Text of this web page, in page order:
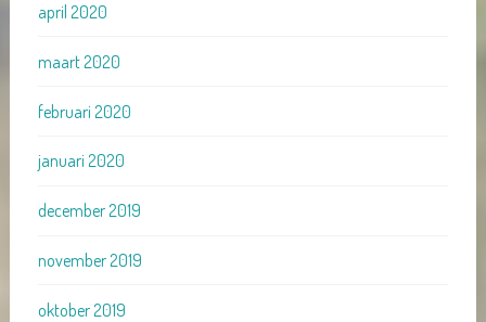
april 2020
maart 2020
februari 2020
januari 2020
december 2019
november 2019
oktober 2019